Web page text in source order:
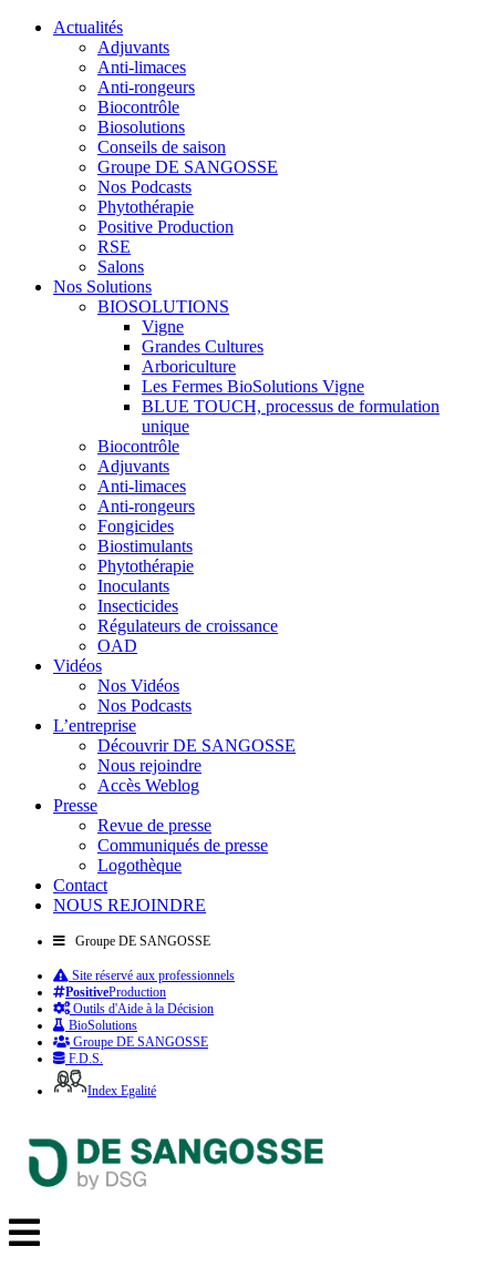
Actualités
Adjuvants
Anti-limaces
Anti-rongeurs
Biocontrôle
Biosolutions
Conseils de saison
Groupe DE SANGOSSE
Nos Podcasts
Phytothérapie
Positive Production
RSE
Salons
Nos Solutions
BIOSOLUTIONS
Vigne
Grandes Cultures
Arboriculture
Les Fermes BioSolutions Vigne
BLUE TOUCH, processus de formulation
unique
Biocontrôle
Adjuvants
Anti-limaces
Anti-rongeurs
Fongicides
Biostimulants
Phytothérapie
Inoculants
Insecticides
Régulateurs de croissance
OAD
Vidéos
Nos Vidéos
Nos Podcasts
L’entreprise
Découvrir DE SANGOSSE
Nous rejoindre
Accès Weblog
Presse
Revue de presse
Communiqués de presse
Logothèque
Contact
NOUS REJOINDRE
Groupe DE SANGOSSE
Site réservé aux professionnels
PositiveProduction
Outils d'Aide à la Décision
BioSolutions
Groupe DE SANGOSSE
F.D.S.
Index Egalité